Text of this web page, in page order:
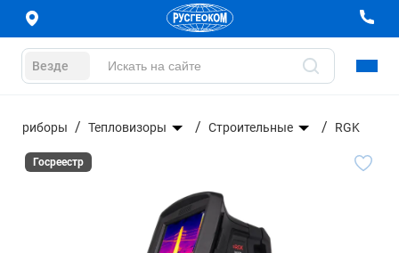
Везде
приборы Тепловизоры Строительные RGK
Госреестр